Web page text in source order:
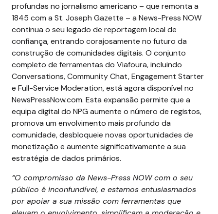
profundas no jornalismo americano – que remonta a
1845 com a St. Joseph Gazette – a News-Press NOW
continua o seu legado de reportagem local de
confiança, entrando corajosamente no futuro da
construção de comunidades digitais. O conjunto
completo de ferramentas do Viafoura, incluindo
Conversations, Community Chat, Engagement Starter
e Full-Service Moderation, está agora disponível no
NewsPressNow.com. Esta expansão permite que a
equipa digital do NPG aumente o número de registos,
promova um envolvimento mais profundo da
comunidade, desbloqueie novas oportunidades de
monetização e aumente significativamente a sua
estratégia de dados primários.
“O compromisso da News-Press NOW com o seu
público é inconfundível, e estamos entusiasmados
por apoiar a sua missão com ferramentas que